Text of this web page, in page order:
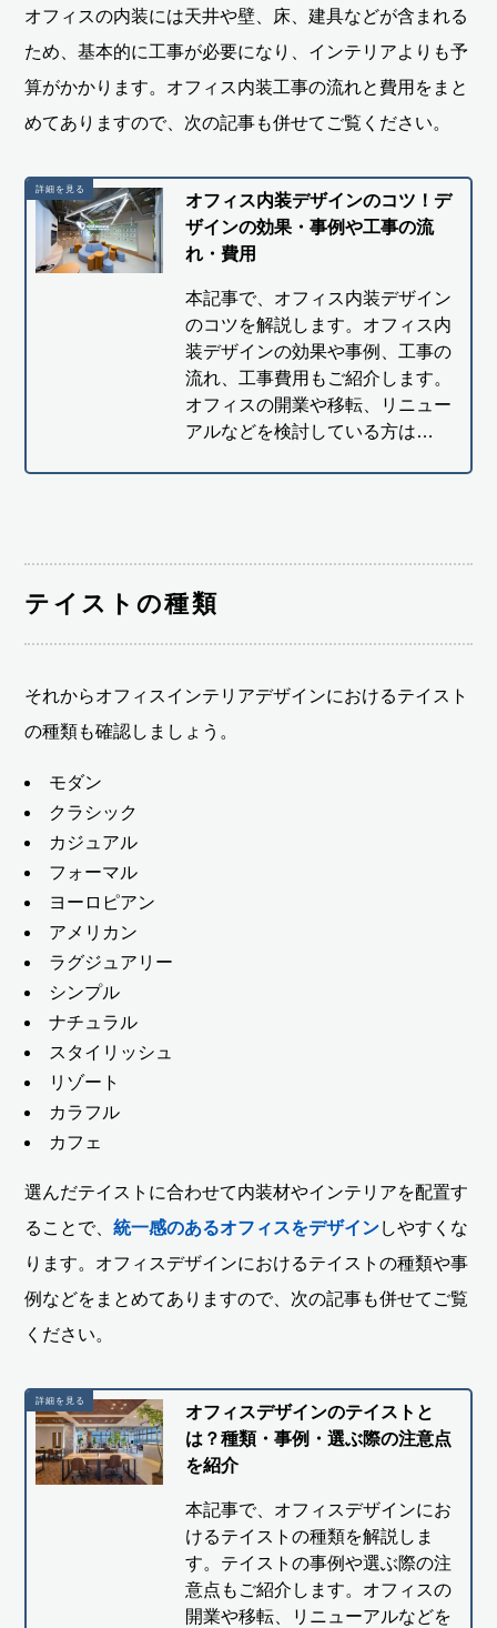
オフィスの内装には天井や壁、床、建具などが含まれる
ため、基本的に工事が必要になり、インテリアよりも予
算がかかります。オフィス内装工事の流れと費用をまと
めてありますので、次の記事も併せてご覧ください。
オフィス内装デザインのコツ！デ
ザインの効果・事例や工事の流
れ・費用
本記事で、オフィス内装デザイン
のコツを解説します。オフィス内
装デザインの効果や事例、工事の
流れ、工事費用もご紹介します。
オフィスの開業や移転、リニュー
アルなどを検討している方は…
テイストの種類
それからオフィスインテリアデザインにおけるテイスト
の種類も確認しましょう。
モダン
クラシック
カジュアル
フォーマル
ヨーロピアン
アメリカン
ラグジュアリー
シンプル
ナチュラル
スタイリッシュ
リゾート
カラフル
カフェ
選んだテイストに合わせて内装材やインテリアを配置す
ることで、統一感のあるオフィスをデザインしやすくな
ります。オフィスデザインにおけるテイストの種類や事
例などをまとめてありますので、次の記事も併せてご覧
ください。
オフィスデザインのテイストと
は？種類・事例・選ぶ際の注意点
を紹介
本記事で、オフィスデザインにお
けるテイストの種類を解説しま
す。テイストの事例や選ぶ際の注
意点もご紹介します。オフィスの
開業や移転、リニューアルなどを